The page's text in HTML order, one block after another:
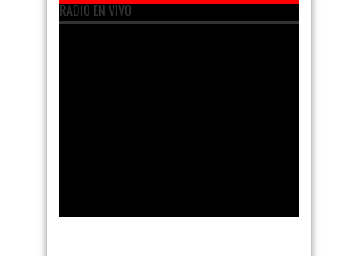
RADIO EN VIVO